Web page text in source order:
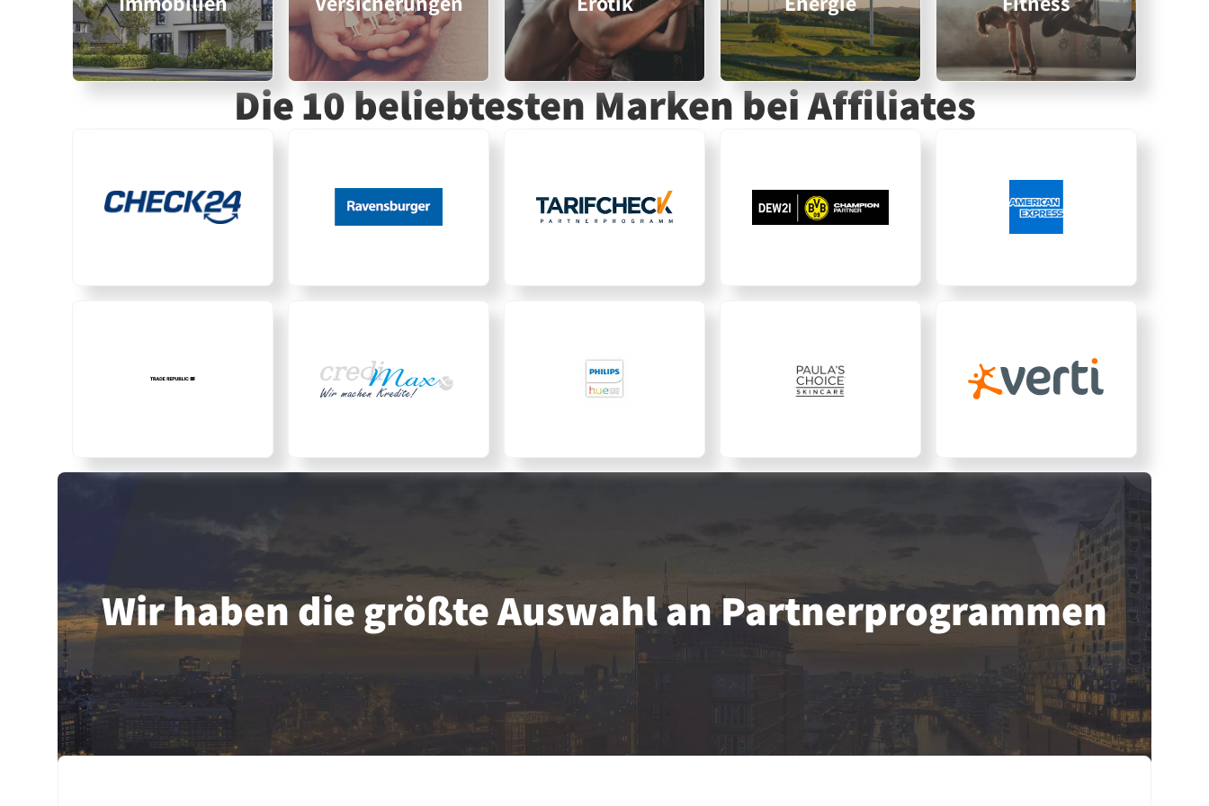
Die 10 beliebtesten Markenbei Affiliates
Wir haben die größte Auswahl an Partner­programmen